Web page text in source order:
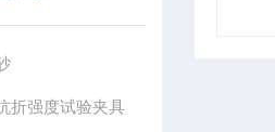
折强度试验夹具